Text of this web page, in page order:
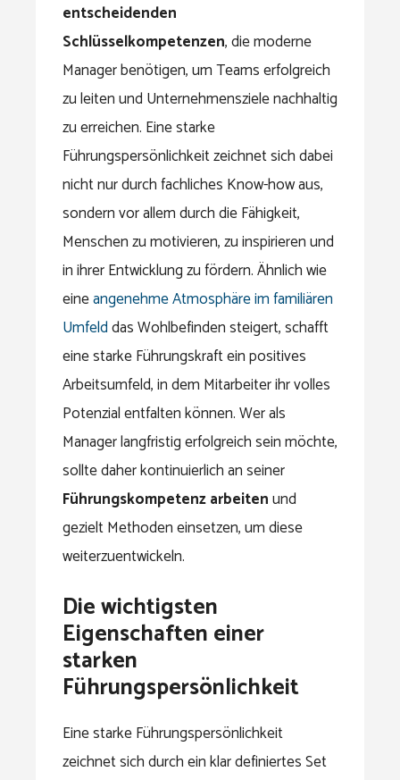
entscheidenden
Schlüsselkompetenzen, die moderne
Manager benötigen, um Teams erfolgreich
zu leiten und Unternehmensziele nachhaltig
zu erreichen. Eine starke
Führungspersönlichkeit zeichnet sich dabei
nicht nur durch fachliches Know-how aus,
sondern vor allem durch die Fähigkeit,
Menschen zu motivieren, zu inspirieren und
in ihrer Entwicklung zu fördern. Ähnlich wie
eineangenehme Atmosphäre im familiären
Umfelddas Wohlbefinden steigert, schafft
eine starke Führungskraft ein positives
Arbeitsumfeld, in dem Mitarbeiter ihr volles
Potenzial entfalten können. Wer als
Manager langfristig erfolgreich sein möchte,
sollte daher kontinuierlich an seiner
Führungskompetenz arbeitenund
gezielt Methoden einsetzen, um diese
weiterzuentwickeln.
Die wichtigsten
Eigenschaften einer
starken
Führungspersönlichkeit
Eine starke Führungspersönlichkeit
zeichnet sich durch ein klar definiertes Set